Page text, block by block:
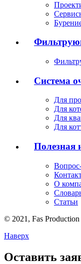
Система
Для
Для
Для
Для
Полезная
О
Статьи
© 2021, Fas Production
Наверх
Оставить